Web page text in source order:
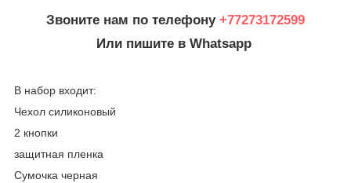
Звоните нам по телефону +77273172599
Или пишите в Whatsapp
В набор входит:
Чехол силиконовый
2 кнопки
защитная пленка
Сумочка черная